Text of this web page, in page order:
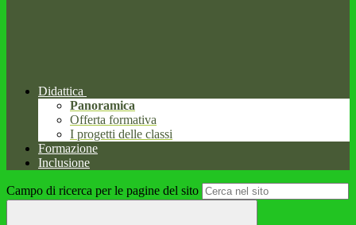
Didattica
Panoramica
Offerta formativa
I progetti delle classi
Formazione
Inclusione
Campo di ricerca per le pagine del sito